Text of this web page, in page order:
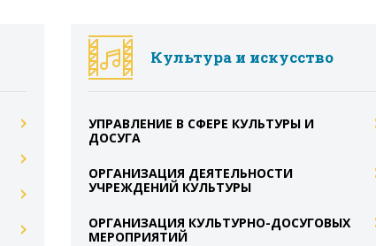
Культура и искусство
УПРАВЛЕНИЕ В СФЕРЕ КУЛЬТУРЫ И
ДОСУГА
ОРГАНИЗАЦИЯ ДЕЯТЕЛЬНОСТИ
УЧРЕЖДЕНИЙ КУЛЬТУРЫ
ОРГАНИЗАЦИЯ КУЛЬТУРНО-ДОСУГОВЫХ
МЕРОПРИЯТИЙ